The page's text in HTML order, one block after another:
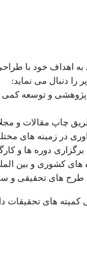
اهداف خود با
را دنبال می نماید:
پژوهشی و توسعه
در زمینه های
کمیته های تحقیقات